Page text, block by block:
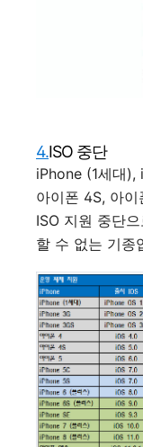
4.ISO 중단
iPhone (1세대),
아이폰 4S, 아
ISO 지원 중단
할 수 없는 기종